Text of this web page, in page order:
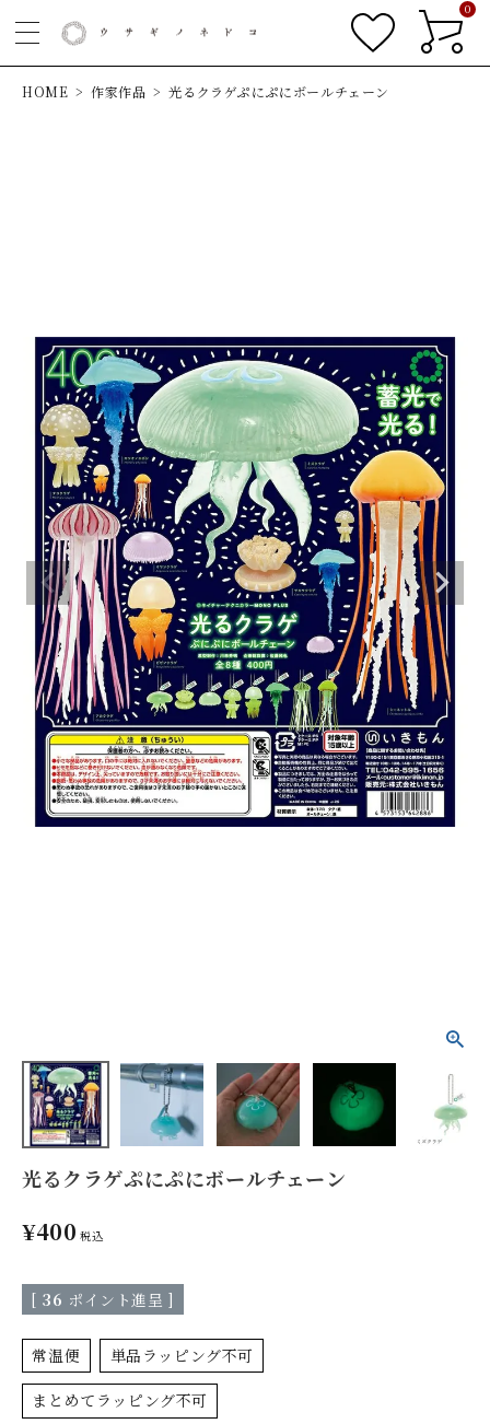
0
HOME 作家作品 光るクラゲぷにぷにボールチェーン
光るクラゲぷにぷにボールチェーン
¥400 税込
[ 36 ポイント進呈 ]
常温便 単品ラッピング不可
まとめてラッピング不可